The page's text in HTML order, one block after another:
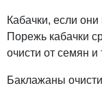
Кабачки, если
Порежь кабачки
очисти от семян
Баклажаны